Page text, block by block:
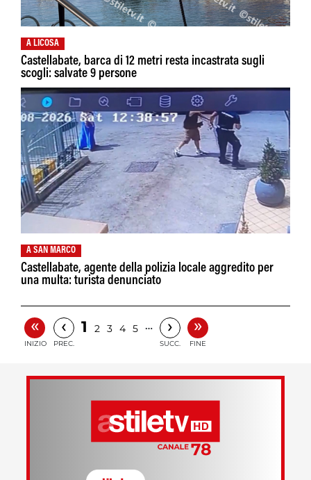
A LICOSA
Castellabate, barca di 12 metri resta incastrata sugli
scogli: salvate 9 persone
A SAN MARCO
Castellabate, agente della polizia locale aggredito per
una multa: turista denunciato
«
INIZIO
‹
PREC.
1 2 3 4 5 … ›
SUCC.
»
FINE